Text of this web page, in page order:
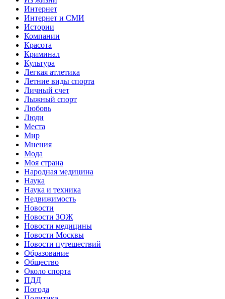
Интернет
Интернет и СМИ
Истории
Компании
Красота
Криминал
Культура
Легкая атлетика
Летние виды спорта
Личный счет
Лыжный спорт
Любовь
Люди
Места
Мир
Мнения
Мода
Моя страна
Народная медицина
Наука
Наука и техника
Недвижимость
Новости
Новости ЗОЖ
Новости медицины
Новости Москвы
Новости путешествий
Образование
Общество
Около спорта
ПДД
Погода